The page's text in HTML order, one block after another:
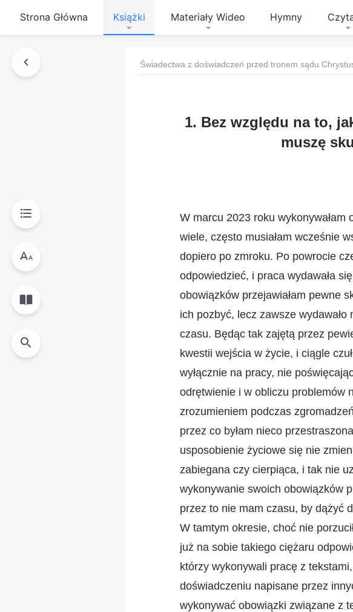
Strona Główna Książki Materiały Wideo Hymny
Świadectwa z doświadczeń przed tronem sądu
1. Bez względu na to,
muszę
W marcu 2023 roku wykonywałam
wiele, często musiałam wcześnie
dopiero po zmroku. Po powrocie
odpowiedzieć, i praca wydawała
obowiązków przejawiałam pewne
ich pozbyć, lecz zawsze
czasu. Będąc tak zajętą przez
kwestii wejścia w życie, i ciągle
wyłącznie na pracy, nie
odrętwienie i w obliczu problemów
zrozumieniem podczas
przez co byłam nieco
usposobienie życiowe się nie
zabiegana czy cierpiąca, i tak nie
wykonywanie swoich obowiązków
przez to nie mam czasu, by dążyć
W tamtym okresie, choć nie
już na sobie takiego ciężaru
którzy wykonywali pracę z
doświadczeniu napisane przez
wykonywać obowiązki związane z